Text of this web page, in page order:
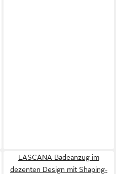
LASCANA Badeanzug im
dezenten Design mit Shaping-